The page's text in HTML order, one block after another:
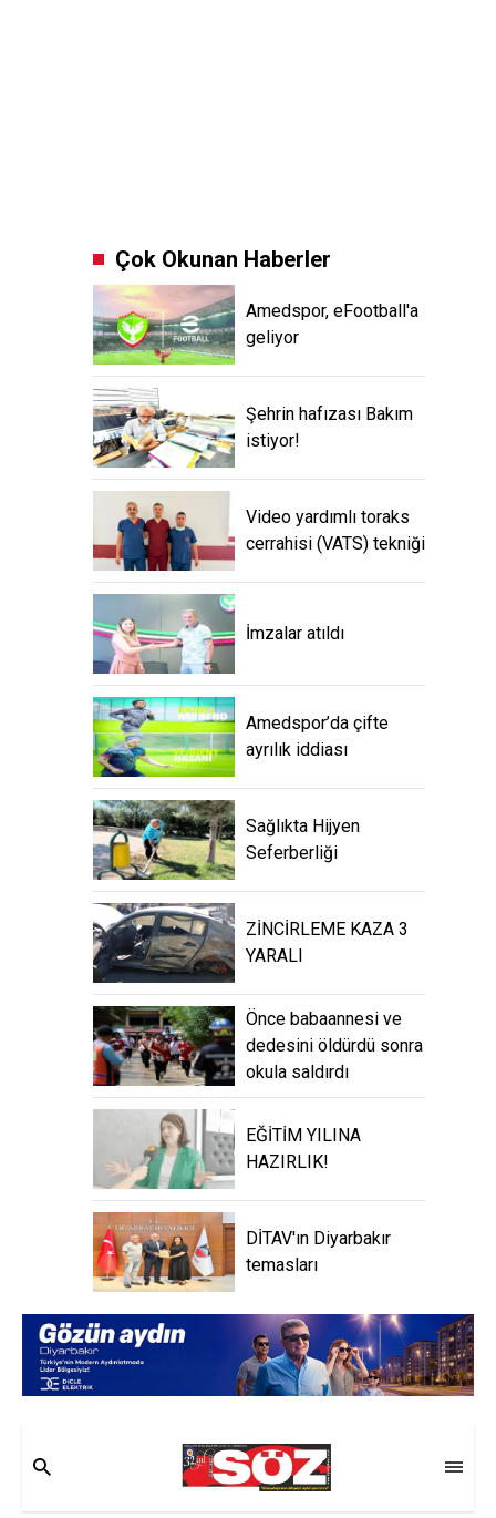
Çok Okunan Haberler
Amedspor, eFootball'a
geliyor
Şehrin hafızası Bakım
istiyor!
Video yardımlı toraks
cerrahisi (VATS) tekniği
İmzalar atıldı
Amedspor’da çifte
ayrılık iddiası
Sağlıkta Hijyen
Seferberliği
ZİNCİRLEME KAZA 3
YARALI
Önce babaannesi ve
dedesini öldürdü sonra
okula saldırdı
EĞİTİM YILINA
HAZIRLIK!
DİTAV'ın Diyarbakır
temasları